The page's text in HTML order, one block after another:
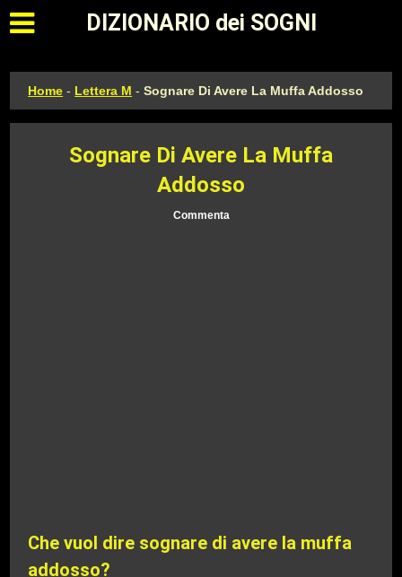
Apri il menu principale
DIZIONARIO dei SOGNI
Home - Lettera M -Sognare Di Avere La Muffa Addosso
Sognare Di Avere La Muffa
Addosso
Commenta
Che vuol dire sognare di avere la muffa
addosso?